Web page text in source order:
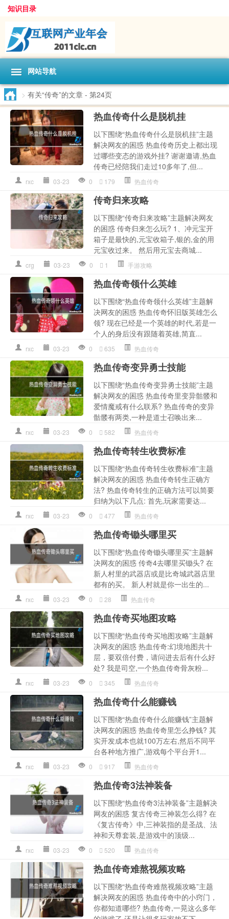
知识目录
网站导航
> 有关“传奇”的文章 - 第24页
热血传奇什么是脱机挂
以下围绕“热血传奇什么是脱机挂”主题
解决网友的困惑 热血传奇历史上都出现
过哪些变态的游戏外挂? 谢谢邀请,热血
传奇已经陪我们走过10多年了,但...
rxc 03-23 0 179 热血传奇
传奇归来攻略
以下围绕“传奇归来攻略”主题解决网友
的困惑 传奇归来怎么玩? 1、冲元宝开
箱子是最快的,元宝收箱子,银的,金的用
元宝收过来。 然后用元宝去商城...
crg 03-23 0 1 手游攻略
热血传奇领什么英雄
以下围绕“热血传奇领什么英雄”主题解
决网友的困惑 热血传奇怀旧版英雄怎么
领? 现在已经是一个英雄的时代,若是一
个人的身后没有跟随着英雄,简直...
rxc 03-23 0 635 热血传奇
热血传奇变异勇士技能
以下围绕“热血传奇变异勇士技能”主题
解决网友的困惑 热血传奇里变异骷髅和
爱情魔戒有什么联系? 热血传奇的变异
骷髅有两类,一种是道士召唤出来...
rxc 03-23 0 582 热血传奇
热血传奇转生收费标准
以下围绕“热血传奇转生收费标准”主题
解决网友的困惑 热血传奇转生正确方
法? 热血传奇转生的正确方法可以简要
归纳为以下几点: 首先,玩家需要达...
rxc 03-23 0 477 热血传奇
热血传奇锄头哪里买
以下围绕“热血传奇锄头哪里买”主题解
决网友的困惑 传奇4去哪里买锄头? 在
新人村里的武器店或是比奇城武器店里
都有的买。 新人村就是你一出生的...
rxc 03-23 0 28 热血传奇
热血传奇买地图攻略
以下围绕“热血传奇买地图攻略”主题解
决网友的困惑 热血传奇:幻境地图共十
层，要双倍付费，请问进去后有什么好
处? 我是司空,一个热血传奇骨灰粉...
rxc 03-23 0 345 热血传奇
热血传奇什么能赚钱
以下围绕“热血传奇什么能赚钱”主题解
决网友的困惑 热血传奇里怎么挣钱? 其
实开发成本也就100万左右,然后不同平
台各种地方推广,游戏每个平台开1...
rxc 03-23 0 917 热血传奇
热血传奇3法神装备
以下围绕“热血传奇3法神装备”主题解决
网友的困惑 复古传奇三神装怎么得? 在
《复古传奇》中,三神装指的是圣战、法
神和天尊套装,是游戏中的顶级...
rxc 03-23 0 520 热血传奇
热血传奇难熬视频攻略
以下围绕“热血传奇难熬视频攻略”主题
解决网友的困惑 热血传奇中的小窍门，
你都知道哪些? 热血传奇,一晃这么多年